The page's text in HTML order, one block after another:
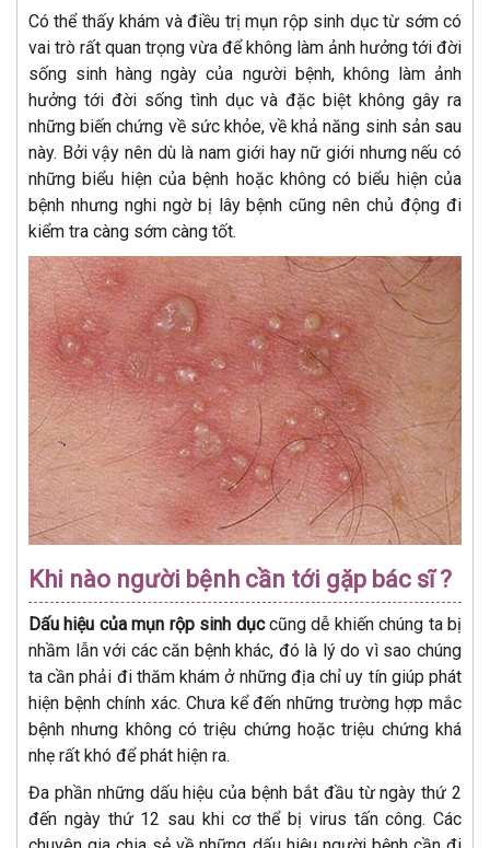
Có thể thấy khám và điều trị mụn rộp sinh dục từ sớm có
vai trò rất quan trọng vừa để không làm ảnh hưởng tới đời
sống sinh hàng ngày của người bệnh, không làm ảnh
hưởng tới đời sống tình dục và đặc biệt không gây ra
những biến chứng về sức khỏe, về khả năng sinh sản sau
này. Bởi vậy nên dù là nam giới hay nữ giới nhưng nếu có
những biểu hiện của bệnh hoặc không có biểu hiện của
bệnh nhưng nghi ngờ bị lây bệnh cũng nên chủ động đi
kiểm tra càng sớm càng tốt.
Khi nào người bệnh cần tới gặp bác sĩ ?
Dấu hiệu của mụn rộp sinh dụccũng dễ khiến chúng ta bị
nhầm lẫn với các căn bệnh khác, đó là lý do vì sao chúng
ta cần phải đi thăm khám ở những địa chỉ uy tín giúp phát
hiện bệnh chính xác. Chưa kể đến những trường hợp mắc
bệnh nhưng không có triệu chứng hoặc triệu chứng khá
nhẹ rất khó để phát hiện ra.
Đa phần những dấu hiệu của bệnh bắt đầu từ ngày thứ 2
đến ngày thứ 12 sau khi cơ thể bị virus tấn công. Các